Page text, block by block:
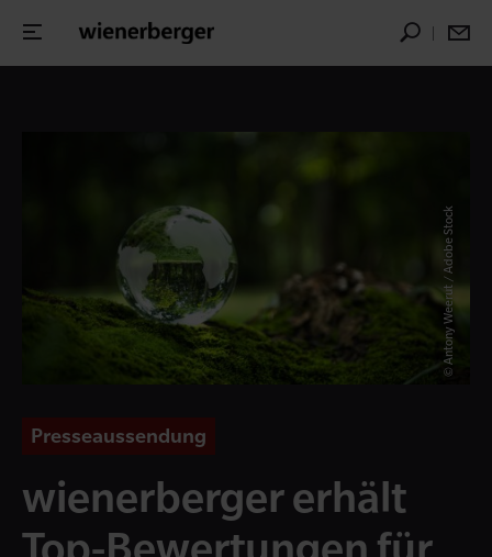
© Antony Weerut / Adobe Stock
Presseaussendung
wienerberger erhält
Top-Bewertungen für